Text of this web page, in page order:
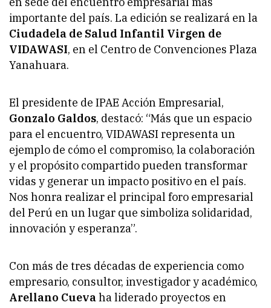
importante del país. La edición se realizará en la
Ciudadela de Salud Infantil Virgen de
VIDAWASI, en el Centro de Convenciones Plaza
Yanahuara.
El presidente de IPAE Acción Empresarial,
Gonzalo Galdos, destacó: “Más que un espacio
para el encuentro, VIDAWASI representa un
ejemplo de cómo el compromiso, la colaboración
y el propósito compartido pueden transformar
vidas y generar un impacto positivo en el país.
Nos honra realizar el principal foro empresarial
del Perú en un lugar que simboliza solidaridad,
innovación y esperanza”.
Con más de tres décadas de experiencia como
empresario, consultor, investigador y académico,
Arellano Cuevaha liderado proyectos en